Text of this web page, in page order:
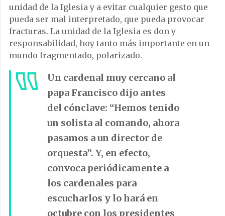
unidad de la Iglesia y a evitar cualquier gesto que
pueda ser mal interpretado, que pueda provocar
fracturas. La unidad de la Iglesia es don y
responsabilidad, hoy tanto más importante en un
mundo fragmentado, polarizado.
Un cardenal muy cercano al
papa Francisco dijo antes
del cónclave: “Hemos tenido
un solista al comando, ahora
pasamos a un director de
orquesta”. Y, en efecto,
convoca periódicamente a
los cardenales para
escucharlos y lo hará en
octubre con los presidentes